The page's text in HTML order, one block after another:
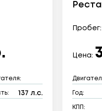
137 л.с.
Пробег:
Цена:
Год:
КПП: